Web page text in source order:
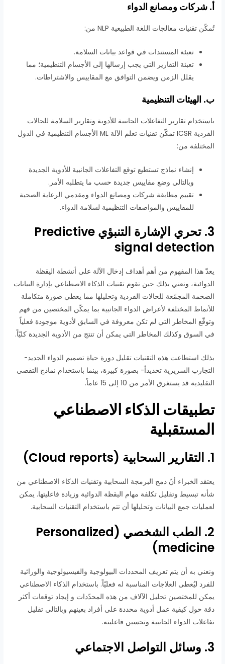
أ. شركات ومصانع الدواء
تُمكّن تقنيات معالجات اللغة الطبيعية NLP من:
تعبئة المستندات في قواعد بيانات السلامة.
تعبئة التقارير التي يجب إرسالها إلى الأجسام التنظيمية؛ مما
يقلل الزمن ويضمن التوافق مع المقاييس والاشتراطات.
ب. الهيئات التنظيمية
باستخدام تقارير التفاعلات الجانبية للأدوية وتقارير السلامة للحالات
الفردية ICSR تمكّن تقنيات تعلم الآلة ML الأجسام التنظيمية في الدول
المختلفة من:
إنشاء نماذج تستطيع توقع التفاعلات الجانبية للأدوية الجديدة
وبالتالي وضع مقاييس جديدة حسب ما يتطلبه الأمر.
تقييم مطابقة شركات ومصانع الدواء ومقدمي الرعاية الصحية
للمقاييس والمواصفات التنظيمية لسلامة الدواء.
3. تحري الإشارة التنبؤي Predictive
signal detection
يعدّ هذا المفهوم من أهم أهداف إدخال الآلة على أنشطة اليقظة
الدوائية، ونعني بذلك حين تقوم تقنيات الذكاء الاصطناعي بإدارة البيانات
الضخمة المجمّعة للحالات الفردية وتحليلها مما يعطي صورة متكاملة
للأنماط المختلفة لأعراض الدواء الجانبية بما يمكّن المختصين من فهم
وتوقّع المخاطر التي لم تكن معروفة في السابق لأدوية موجودة فعلياً
في السوق وكذلك المخاطر التي يمكن أن تنتج من الأدوية الجديدة كليّاً.
بذلك استطاعت هذه التقنيات تقليل دورة حياة تصميم الدواء الجديد-
التجارب السريرية تحديداً- بصورة كبيرة، بينما باستخدام نماذج التقصي
التقليدية قد يستغرق الأمر من 10 إلى 15 عاماً.
تطبيقات الذكاء الاصطناعي
المستقبلية
1. التقارير السحابية (Cloud reports)
يعتقد الخبراء أنّ دمج البرمجة السحابية وتقنيات الذكاء الاصطناعي من
شأنه تبسيط وتقليل تكلفة مهام اليقظة الدوائية وزيادة فاعليتها. يمكن
لعمليات جمع البيانات وتحليلها أن تتم باستخدام التقنيات السحابية.
2. الطب الشخصي (Personalized
medicine)
ونعني به أن يتم تعريف المحددات البيولوجية والفيسيولوجية والوراثية
للفرد ليُعطى العلاجات المناسبة له فعليّاً. باستخدام الذكاء الاصطناعي
يمكن للمختصين تحليل الآلاف من هذه المحدّدات و إيجاد توقعات أكثر
دقة حول كيفية عمل أدوية محددة على أفراد بعينهم وبالتالي تقليل
تفاعلات الدواء الجانبية وتحسين فاعليته.
3. وسائل التواصل الاجتماعي